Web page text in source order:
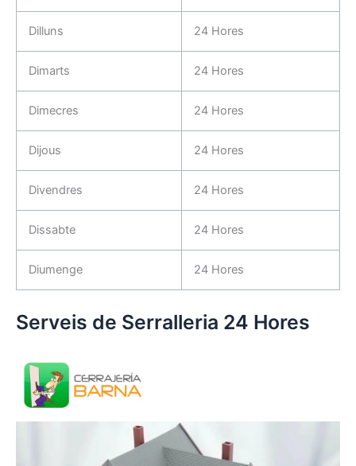
Dilluns 24 Hores
Dimarts 24 Hores
Dimecres 24 Hores
Dijous 24 Hores
Divendres 24 Hores
Dissabte 24 Hores
Diumenge 24 Hores
Serveis de Serralleria 24 Hores